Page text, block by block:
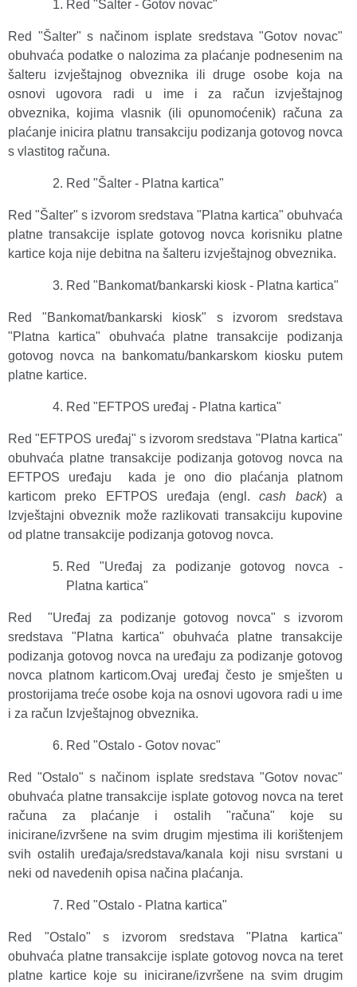
Red "Šalter - Gotov novac"
Red "Šalter" s načinom isplate sredstava "Gotov novac"
obuhvaća podatke o nalozima za plaćanje podnesenim na
šalteru izvještajnog obveznika ili druge osobe koja na
osnovi ugovora radi u ime i za račun izvještajnog
obveznika, kojima vlasnik (ili opunomoćenik) računa za
plaćanje inicira platnu transakciju podizanja gotovog novca
s vlastitog računa.
Red "Šalter - Platna kartica"
Red "Šalter" s izvorom sredstava "Platna kartica" obuhvaća
platne transakcije isplate gotovog novca korisniku platne
kartice koja nije debitna na šalteru izvještajnog obveznika.
Red "Bankomat/bankarski kiosk - Platna kartica"
Red "Bankomat/bankarski kiosk" s izvorom sredstava
"Platna kartica" obuhvaća platne transakcije podizanja
gotovog novca na bankomatu/bankarskom kiosku putem
platne kartice.
Red "EFTPOS uređaj - Platna kartica"
Red "EFTPOS uređaj" s izvorom sredstava "Platna kartica"
obuhvaća platne transakcije podizanja gotovog novca na
EFTPOS uređaju kada je ono dio plaćanja platnom
karticom preko EFTPOS uređaja (engl. cash back) a
Izvještajni obveznik može razlikovati transakciju kupovine
od platne transakcije podizanja gotovog novca.
Red "Uređaj za podizanje gotovog novca -
Platna kartica"
Red "Uređaj za podizanje gotovog novca" s izvorom
sredstava "Platna kartica" obuhvaća platne transakcije
podizanja gotovog novca na uređaju za podizanje gotovog
novca platnom karticom.Ovaj uređaj često je smješten u
prostorijama treće osobe koja na osnovi ugovora radi u ime
i za račun Izvještajnog obveznika.
Red "Ostalo - Gotov novac"
Red "Ostalo" s načinom isplate sredstava "Gotov novac"
obuhvaća platne transakcije isplate gotovog novca na teret
računa za plaćanje i ostalih "računa" koje su
inicirane/izvršene na svim drugim mjestima ili korištenjem
svih ostalih uređaja/sredstava/kanala koji nisu svrstani u
neki od navedenih opisa načina plaćanja.
Red "Ostalo - Platna kartica"
Red "Ostalo" s izvorom sredstava "Platna kartica"
obuhvaća platne transakcije isplate gotovog novca na teret
platne kartice koje su inicirane/izvršene na svim drugim